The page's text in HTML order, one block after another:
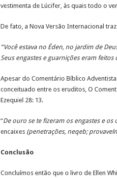
vestimenta de Lúcifer, às quais todo o
De fato, a Nova Versão Internacional
“Você estava no Éden, no jardim de
Seus engastes e guarnições eram
Apesar do Comentário Bíblico
conceituado entre os eruditos, O
Ezequiel 28: 13.
“De ouro se te fizeram os engastes e os
encaixes (penetrações, neqeb;
Conclusão
Concluímos então que o livro de Ellen